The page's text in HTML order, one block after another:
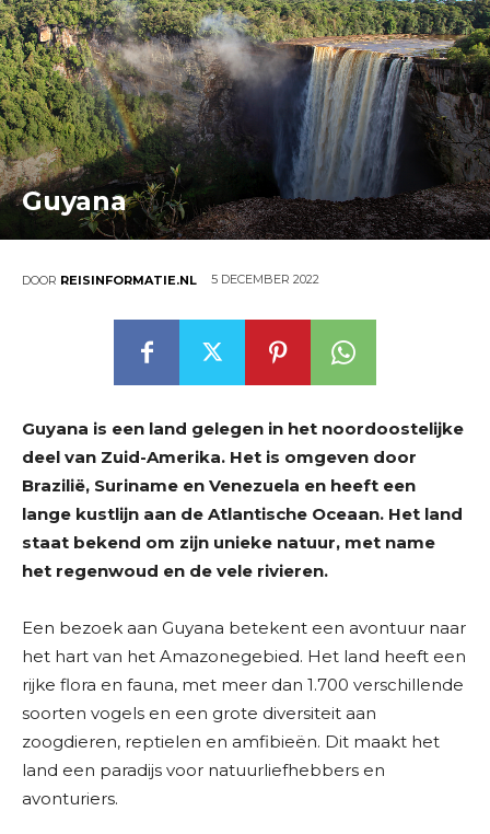
Guyana
DOOR REISINFORMATIE.NL 5 DECEMBER 2022
Guyana is een land gelegen in het noordoostelijke
deel van Zuid-Amerika. Het is omgeven door
Brazilië, Suriname en Venezuela en heeft een
lange kustlijn aan de Atlantische Oceaan. Het land
staat bekend om zijn unieke natuur, met name
het regenwoud en de vele rivieren.
Een bezoek aan Guyana betekent een avontuur naar
het hart van het Amazonegebied. Het land heeft een
rijke flora en fauna, met meer dan 1.700 verschillende
soorten vogels en een grote diversiteit aan
zoogdieren, reptielen en amfibieën. Dit maakt het
land een paradijs voor natuurliefhebbers en
avonturiers.